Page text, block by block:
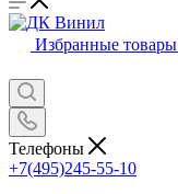
Избранные товары
Телефоны
+7(495)245-55-10